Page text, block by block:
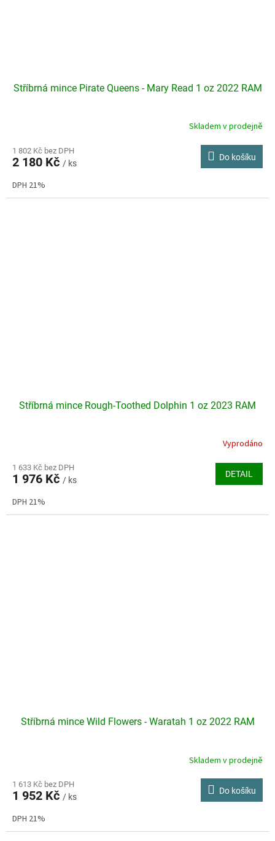
Stříbrná mince Pirate Queens - Mary Read 1 oz 2022 RAM
Skladem v prodejně
1 802 Kč bez DPH
2 180 Kč / ks
Do košíku
DPH 21%
Stříbrná mince Rough-Toothed Dolphin 1 oz 2023 RAM
Vyprodáno
1 633 Kč bez DPH
1 976 Kč / ks
DETAIL
DPH 21%
Stříbrná mince Wild Flowers - Waratah 1 oz 2022 RAM
produktu
je
z
5
Skladem v prodejně
1 613 Kč bez DPH
1 952 Kč / ks
Do košíku
DPH 21%